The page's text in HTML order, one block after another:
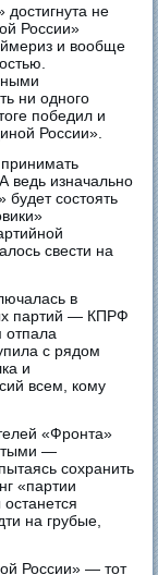
не
России»
и вообще
ни одного
победил и
России».
ведь изначально
будет состоять
свести на
в
партий — КПРФ
отпала
с рядом
и
всем, кому
«Фронта»
—
сохранить
«партии
на грубые,
России» — тот